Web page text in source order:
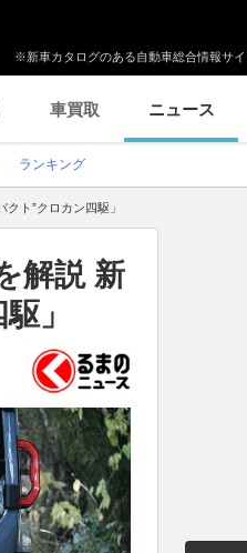
※新車カタログのある自動車総合情報サ
車買取 ニュース
ランキング
ト”クロカン四駆」
解説 新
」